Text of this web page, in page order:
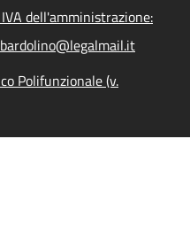
dell'amministrazione:
Polifunzionale (v.